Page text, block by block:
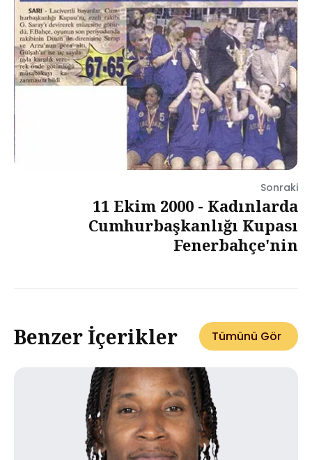
Sonraki
11 Ekim 2000 - Kadınlarda
Cumhurbaşkanlığı Kupası
Fenerbahçe'nin
Benzer İçerikler Tümünü Gör